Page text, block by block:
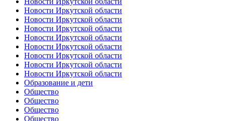
Новости Иркутской области
Новости Иркутской области
Новости Иркутской области
Новости Иркутской области
Новости Иркутской области
Новости Иркутской области
Новости Иркутской области
Новости Иркутской области
Образование и дети
Общество
Общество
Общество
Общество